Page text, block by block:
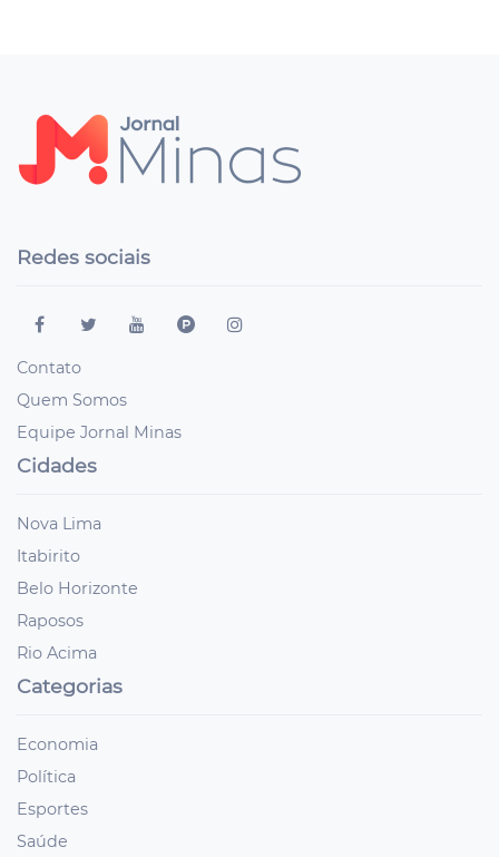
Redes sociais
Contato
Quem Somos
Equipe Jornal Minas
Cidades
Nova Lima
Itabirito
Belo Horizonte
Raposos
Rio Acima
Categorias
Economia
Política
Esportes
Saúde